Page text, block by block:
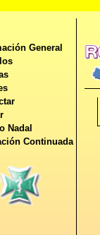
General
Nadal
Continuada